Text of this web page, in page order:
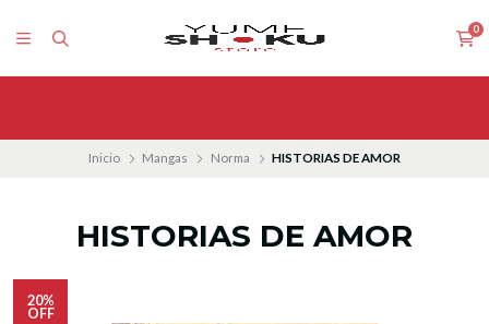
0
Inicio Mangas Norma HISTORIAS DE AMOR
HISTORIAS DE AMOR
20%
OFF